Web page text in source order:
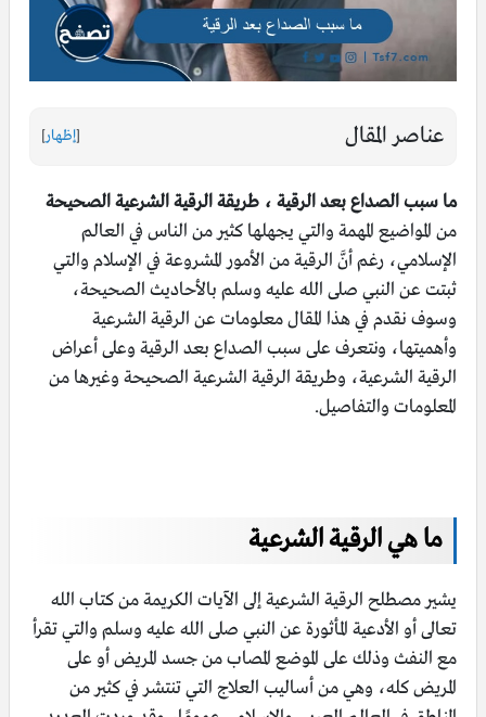
عناصر المقال [إظهار]
ما سبب الصداع بعد الرقية ، طريقة الرقية الشرعية الصحيحة
من المواضيع المهمة والتي يجهلها كثير من الناس في العالم
الإسلامي، رغم أنَّ الرقية من الأمور المشروعة في الإسلام والتي
ثبتت عن النبي صلى الله عليه وسلم بالأحاديث الصحيحة،
وسوف نقدم في هذا المقال معلومات عن الرقية الشرعية
وأهميتها، ونتعرف على سبب الصداع بعد الرقية وعلى أعراض
الرقية الشرعية، وطريقة الرقية الشرعية الصحيحة وغيرها من
المعلومات والتفاصيل.
ما هي الرقية الشرعية
يشير مصطلح الرقية الشرعية إلى الآيات الكريمة من كتاب الله
تعالى أو الأدعية المأثورة عن النبي صلى الله عليه وسلم والتي تقرأ
مع النفث وذلك على الموضع المصاب من جسد المريض أو على
المريض كله، وهي من أساليب العلاج التي تنتشر في كثير من